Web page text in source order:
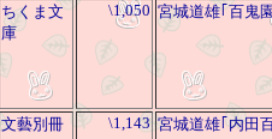
ちくま文
庫
\1,050 宮城道雄｢百鬼
文藝別冊 \1,143 宮城道雄｢内田